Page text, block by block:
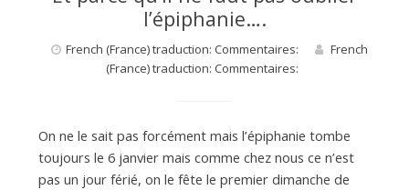
l’épiphanie….
French (France) traduction: Commentaires:
French
(France) traduction: Commentaires:
On ne le sait pas forcément mais l’épiphanie tombe
toujours le 6 janvier mais comme chez nous ce n’est
pas un jour férié, on le fête le premier dimanche de